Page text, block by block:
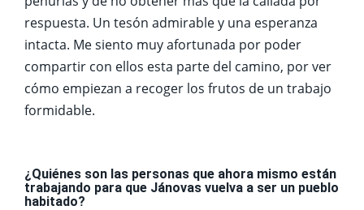
respuesta. Un tesón admirable y una esperanza
intacta. Me siento muy afortunada por poder
compartir con ellos esta parte del camino, por ver
cómo empiezan a recoger los frutos de un trabajo
formidable.
¿Quiénes son las personas que ahora mismo están
trabajando para que Jánovas vuelva a ser un pueblo
habitado?